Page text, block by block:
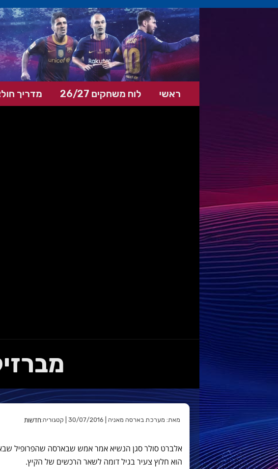
ראשי לוח משחקים 26/27 מדריך
מאת: מערכת בארסה מאניה | 30/07/2016 | קטגוריה: חדשות
אלברט סולר סגן הנשיא אמר אמש שבארסה שהפרופיל
הוא חלוץ צעיר בגיל דומה לשאר הרכשים של הקיץ.